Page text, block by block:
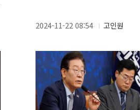
2024-11-22 08:54 고인원